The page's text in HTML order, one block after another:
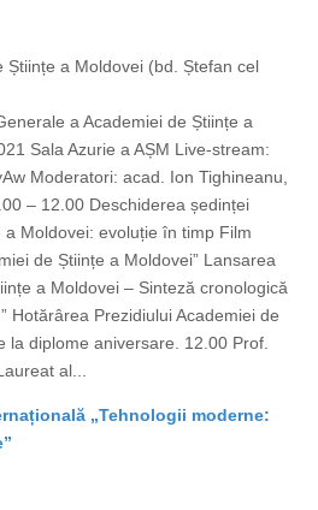
Științe a Moldovei (bd. Ștefan cel
a Academiei de Științe a
Sala Azurie a AȘM Live-stream:
Moderatori: acad. Ion Tighineanu,
– 12.00 Deschiderea ședinței
Moldovei: evoluție în timp Film
de Științe a Moldovei” Lansarea
a Moldovei – Sinteză cronologică
Hotărârea Prezidiului Academiei de
la diplome aniversare. 12.00 Prof.
al...
„Tehnologii moderne: